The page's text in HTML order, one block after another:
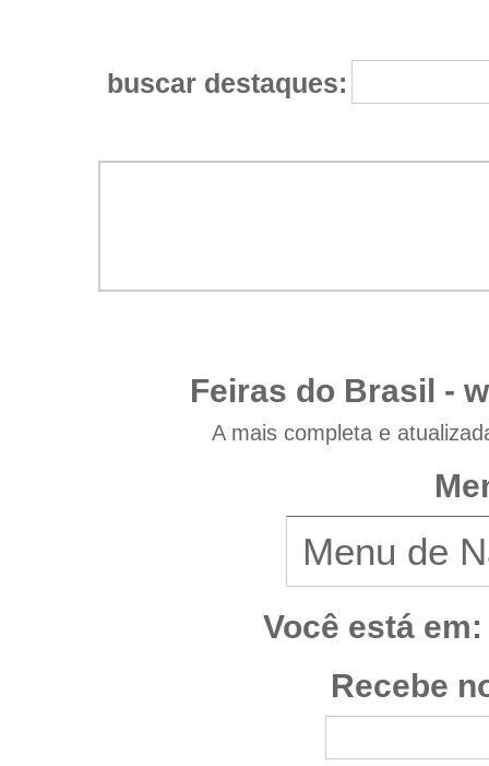
buscar destaques:
Feiras do Brasil -
A mais completa e
Você está em:
Recebe